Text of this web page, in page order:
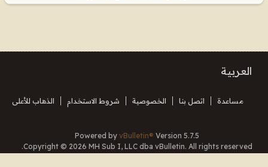
العربية
مساعدة اتصل بنا الخصوصية شروط الاستخدام الذهاب للأعلى
Powered by vBulletin® Version 5.7.5
Copyright © 2026 MH Sub I, LLC dba vBulletin. All rights reserved.